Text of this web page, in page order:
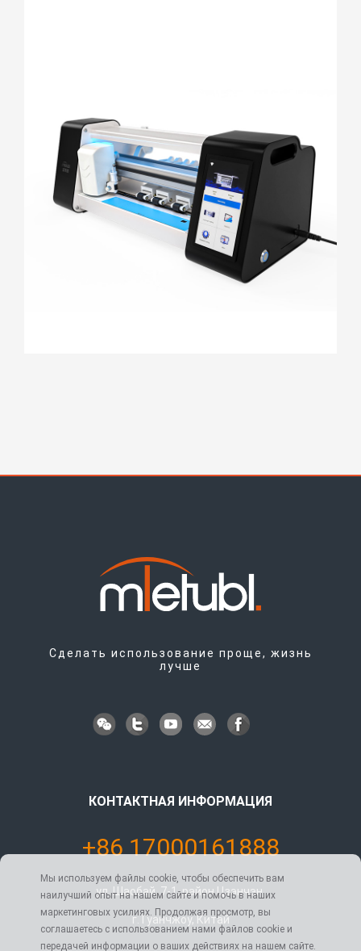
Сделать использование проще, жизнь
лучше
КОНТАКТНАЯ ИНФОРМАЦИЯ
+86 17000161888
ул. Шаобай, 7-1, район Цзэнчэн,
г. Гуанчжоу, Китай
Мы используем файлы cookie, чтобы обеспечить вам
наилучший опыт на нашем сайте и помочь в наших
маркетинговых усилиях. Продолжая просмотр, вы
соглашаетесь с использованием нами файлов cookie и
передачей информации о ваших действиях на нашем сайте.